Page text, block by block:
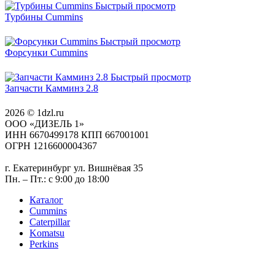
Быстрый просмотр
Турбины Cummins
Быстрый просмотр
Форсунки Cummins
Быстрый просмотр
Запчасти Камминз 2.8
2026 © 1dzl.ru
ООО «ДИЗЕЛЬ 1»
ИНН 6670499178 КПП 667001001
ОГРН 1216600004367
г. Екатеринбург ул. Вишнёвая 35
Пн. – Пт.: с 9:00 до 18:00
Каталог
Cummins
Caterpillar
Komatsu
Perkins